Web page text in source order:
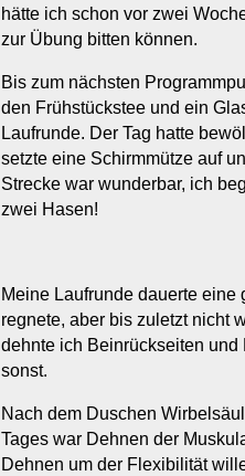
hätte ich schon vor zwei
zur Übung bitten können.
Bis zum nächsten
den Frühstückstee und ein
Laufrunde. Der Tag hatte
setzte eine Schirmmütze auf
Strecke war wunderbar, ich
zwei Hasen!
Meine Laufrunde dauerte eine
regnete, aber bis zuletzt nicht
dehnte ich Beinrückseiten
sonst.
Nach dem Duschen
Tages war Dehnen der
Dehnen um der Flexibilität